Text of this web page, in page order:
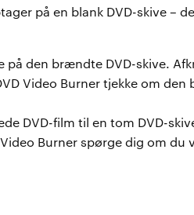
på en blank DVD-skive –
på den brændte DVD-skive.
Video Burner tjekke om den
DVD-film til en tom DVD-
Burner spørge dig om du